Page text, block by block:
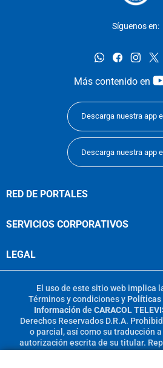
Síguenos en:
whatsappfacebook
Más contenido en
Descarga nuestra app
Descarga nuestra app
RED DE PORTALES
SERVICIOS CORPORATIVOS
LEGAL
El uso de este sitio web implica
Términos y condicionesy Políticas
Información de CARACOL
Derechos Reservados D.R.A.
o parcial, así como su traducción
autorización escrita de su titular.